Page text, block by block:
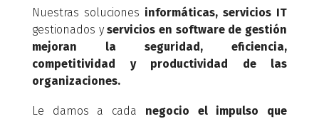
Nuestras soluciones informáticas, servicios IT
gestionados yservicios en software de gestión
mejoran la seguridad, eficiencia,
competitividad y productividad de las
organizaciones.
Le damos a cada negocio el impulso que